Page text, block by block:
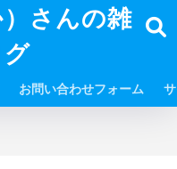
さんの雑
お問い合わせフォーム